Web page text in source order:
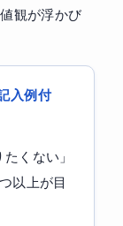
観が浮かび
入例付
くない」
以上が目